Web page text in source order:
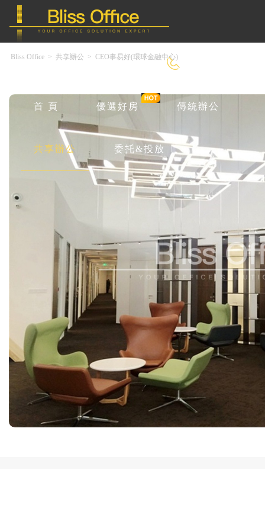
首 頁 優選好房 傳統辦公
共享辦公 委托&投放
Bliss Office > 共享辦公 > CEO事易好(環球金融中心)